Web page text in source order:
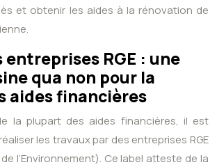
et obtenir les aides à la rénovation de
entreprises RGE : une
qua non pour la
aides financières
la plupart des aides financières, il est
les travaux par des entreprises RGE
l’Environnement). Ce label atteste de la